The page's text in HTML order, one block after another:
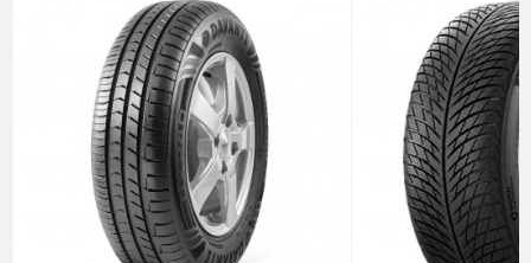
Anti-spam zaštita - izračunajte koliko je 6 - 1 :